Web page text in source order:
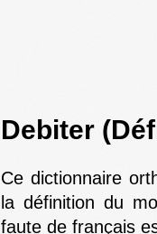
Debiter
Ce dictionnaire
la définition du
faute de français